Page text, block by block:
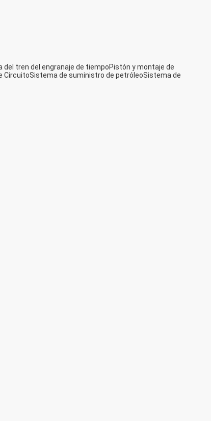
del tren del engranaje de tiempoPistón y montaje de
CircuitoSistema de suministro de petróleoSistema de